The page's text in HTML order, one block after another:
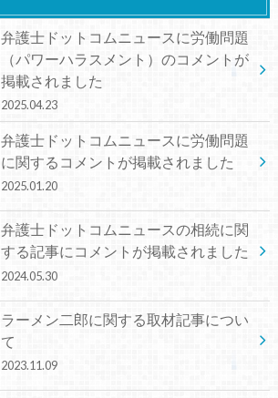
弁護士ドットコムニュースに労働問題
（パワーハラスメント）のコメントが
掲載されました
2025.04.23
弁護士ドットコムニュースに労働問題
に関するコメントが掲載されました
2025.01.20
弁護士ドットコムニュースの相続に関
する記事にコメントが掲載されました
2024.05.30
ラーメン二郎に関する取材記事につい
て
2023.11.09